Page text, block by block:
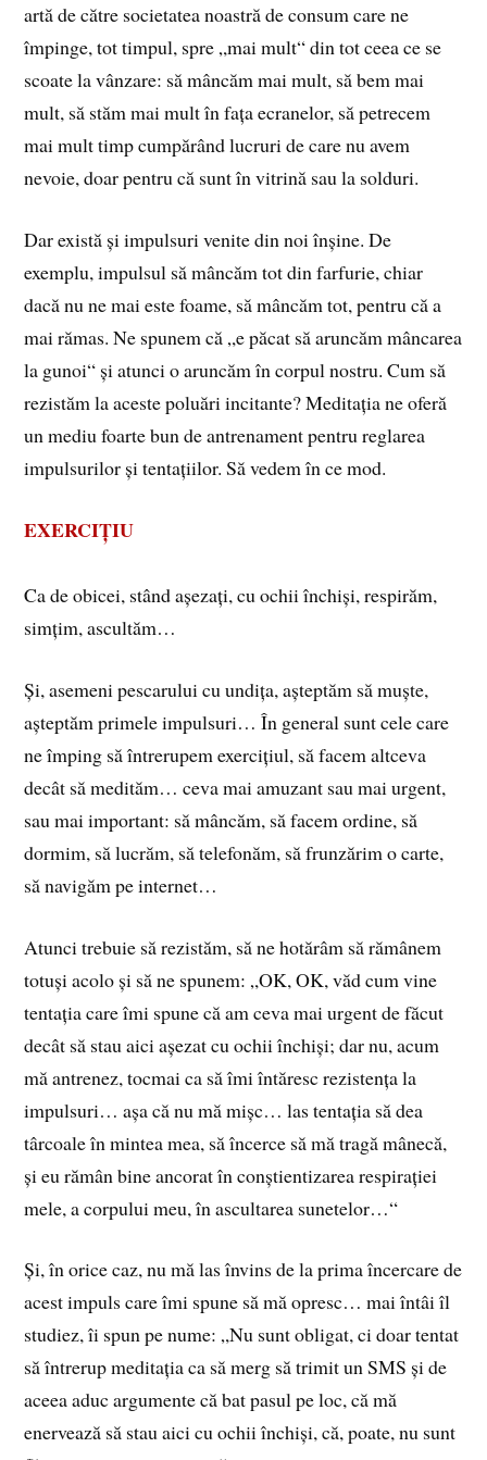
artă de către societatea noastră de consum care ne
împinge, tot timpul, spre „mai mult“ din tot ceea ce se
scoate la vânzare: să mâncăm mai mult, să bem mai
mult, să stăm mai mult în fața ecranelor, să petrecem
mai mult timp cumpărând lucruri de care nu avem
nevoie, doar pentru că sunt în vitrină sau la solduri.
Dar există și impulsuri venite din noi înșine. De
exemplu, impulsul să mâncăm tot din farfurie, chiar
dacă nu ne mai este foame, să mâncăm tot, pentru că a
mai rămas. Ne spunem că „e păcat să aruncăm mâncarea
la gunoi“ și atunci o aruncăm în corpul nostru. Cum să
rezistăm la aceste poluări incitante? Meditația ne oferă
un mediu foarte bun de antrenament pentru reglarea
impulsurilor și tentațiilor. Să vedem în ce mod.
EXERCIȚIU
Ca de obicei, stând așezați, cu ochii închiși, respirăm,
simțim, ascultăm…
Și, asemeni pescarului cu undița, așteptăm să muște,
așteptăm primele impulsuri… În general sunt cele care
ne împing să întrerupem exercițiul, să facem altceva
decât să medităm… ceva mai amuzant sau mai urgent,
sau mai important: să mâncăm, să facem ordine, să
dormim, să lucrăm, să telefonăm, să frunzărim o carte,
să navigăm pe internet…
Atunci trebuie să rezistăm, să ne hotărâm să rămânem
totuși acolo și să ne spunem: „OK, OK, văd cum vine
tentația care îmi spune că am ceva mai urgent de făcut
decât să stau aici așezat cu ochii închiși; dar nu, acum
mă antrenez, tocmai ca să îmi întăresc rezistența la
impulsuri… așa că nu mă mișc… las tentația să dea
târcoale în mintea mea, să încerce să mă tragă mânecă,
și eu rămân bine ancorat în conștientizarea respirației
mele, a corpului meu, în ascultarea sunetelor…“
Și, în orice caz, nu mă las învins de la prima încercare de
acest impuls care îmi spune să mă opresc… mai întâi îl
studiez, îi spun pe nume: „Nu sunt obligat, ci doar tentat
să întrerup meditația ca să merg să trimit un SMS și de
aceea aduc argumente că bat pasul pe loc, că mă
enervează să stau aici cu ochii închiși, că, poate, nu sunt